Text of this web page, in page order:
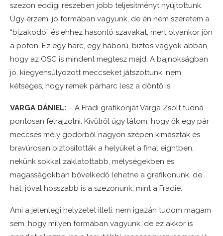
szezon eddigi részében jobb teljesítményt nyújtottunk.
Úgy érzem, jó formában vagyunk, de én nem szeretem a
“bizakodó” és ehhez hasonló szavakat, mert olyankor jön
a pofon. Ez egy harc, egy háború, biztos vagyok abban,
hogy az OSC is mindent megtesz majd. A bajnokságban
jó, kiegyensúlyozott meccseket játszottunk, nem
kétséges, hogy remek párharc lesz a döntő is.
VARGA DÁNIEL: – A Fradi grafikonját Varga Zsolt tudná
pontosan felrajzolni. Kívülről úgy látom, hogy ők egy pár
meccses mély gödörből nagyon szépen kimásztak és
bravúrosan biztosították a helyüket a final eightben,
nekünk sokkal zaklatottabb, mélységekben és
magasságokban bővelkedő lehetne a grafikonunk, de
hát, jóval hosszabb is a szezonunk, mint a Fradié.
Ami a jelenlegi helyzetet illeti: nem igazán tudom magam
sem, hogy milyen formában vagyunk, de ez akkor is